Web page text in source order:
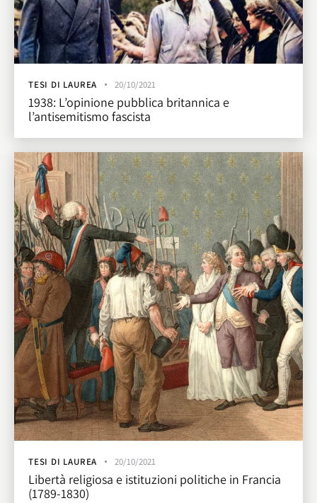
TESI DI LAUREA 20/10/2021
1938: L’opinione pubblica britannica e
l’antisemitismo fascista
TESI DI LAUREA 20/10/2021
Libertà religiosa e istituzioni politiche in Francia
(1789-1830)